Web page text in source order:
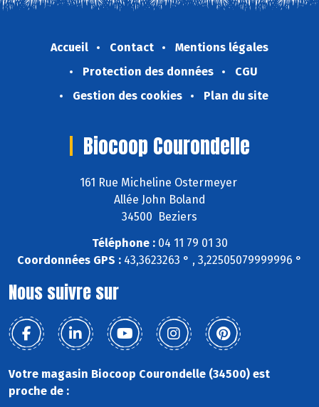
Accueil Contact
Mentions légales
Protection des données
CGU
Gestion des cookies
Plan du site
Biocoop Courondelle
161 Rue Micheline Ostermeyer
Allée John Boland
34500 Beziers
Téléphone :04 11 79 01 30
Coordonnées GPS : 43,3623263 ° , 3,22505079999996 °
Nous suivre sur
Votre magasin Biocoop Courondelle (34500) est
proche de :